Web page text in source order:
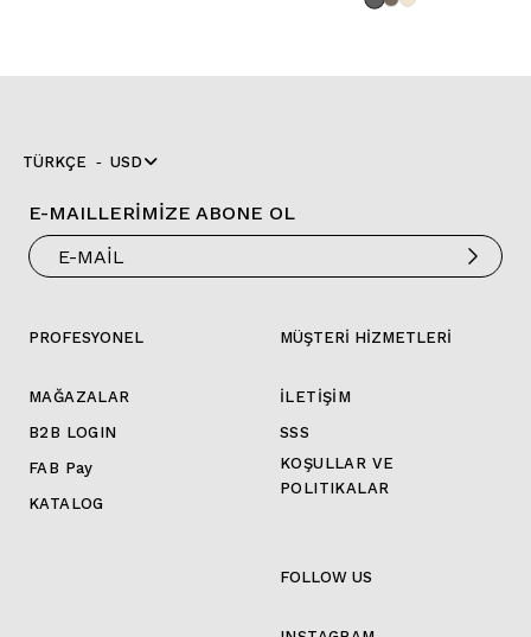
TÜRKÇE USD
E-MAILLERİMİZE ABONE OL
PROFESYONEL
MAĞAZALAR
B2B LOGIN
FAB Pay
KATALOG
MÜŞTERİ HİZMETLERİ
İLETİŞİM
SSS
KOŞULLAR VE
POLITIKALAR
FOLLOW US